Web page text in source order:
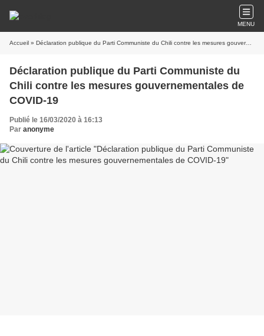
MENU
Accueil » Déclaration publique du Parti Communiste du Chili contre les mesures gouvernementales de COVID-19
Déclaration publique du Parti Communiste du
Chili contre les mesures gouvernementales de
COVID-19
Publié le 16/03/2020 à 16:13
Par anonyme